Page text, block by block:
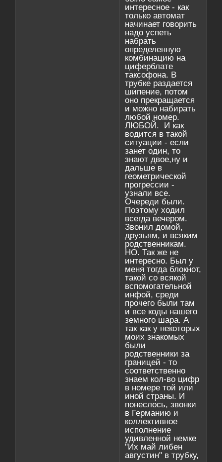
интересное - как
только автомат
начинает говорить
надо успеть
набрать
определенную
комбинацию на
циферблате
таксофона. В
трубке раздается
шипение, потом
оно прекращается
и можно набирать
любой номер.
ЛЮБОЙ. И как
водится в такой
ситуации - если
занет один, то
знают двое,ну и
дальше в
геометрической
прогрессии -
узнали все.
Очереди были.
Поэтому ходил
всегда вечером.
Звонил домой,
друзьям, и всяким
родственникам.
НО. Так же не
интересно. Был у
меня тогда блокнот,
такой со всякой
вспомогательной
инфой, среди
прочего были там
и все коды нашего
земного шара. А
так как у некоторых
моих знакомых
были
родственники за
границей - то
соответственно
знаем кол-во цифр
в номере той или
иной страны. И
понеслось, звонки
в Германию и
коллективное
исполнение
удивленной немке
"Их май либен
августин" в трубку,